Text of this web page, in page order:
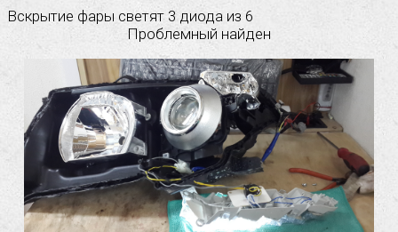
Вскрытие фары светят 3 диода из 6
Проблемный найден